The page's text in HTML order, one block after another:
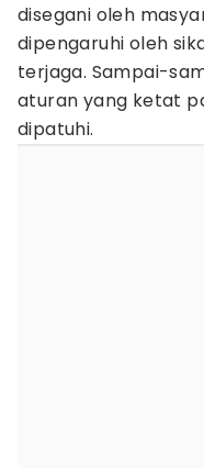
disegani oleh
dipengaruhi oleh
terjaga. Sampai-
aturan yang ketat
dipatuhi.